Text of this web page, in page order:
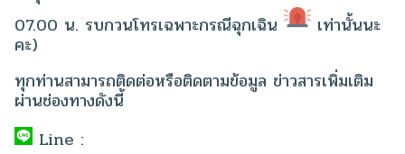
07.00 น. รบกวนโทรเฉพาะกรณีฉุกเฉิน
เท่านั้นนะ
คะ)
ทุกท่านสามารถติดต่อหรือติดตามข้อมูล ข่าวสารเพิ่มเติม
ผ่านช่องทางดังนี้
Line :